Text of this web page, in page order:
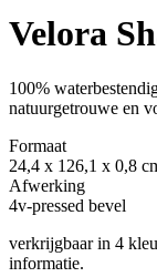
Velora
100%
natuurgetrouwe en
Formaat
24,4 x 126,1 x 0,8
Afwerking
4v-pressed bevel
verkrijgbaar in 4
informatie.